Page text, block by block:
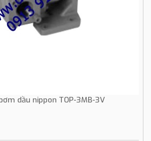
dầu nippon TOP-3MB-3V